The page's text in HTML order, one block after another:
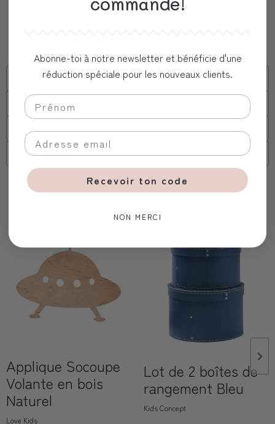
Description
Livraison
FAQs
client corporel
Vous aimerez aussi
Applique Socoupe
Volante en bois
Naturel
Love Kids
Lot de 2 boîtes de
rangement Bleu
Kids Concept
Abonne-toi à notre newsletter et bénéficie d'une
réduction spéciale pour les nouveaux clients.
Recevoir ton code
NON MERCI